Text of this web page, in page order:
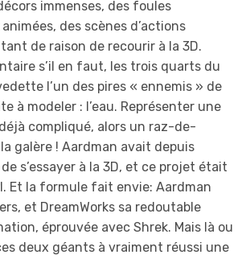
immenses, des foules
des scènes d’actions
de raison de recourir à la 3D.
s’il en faut, les trois quarts du
l’un des pires « ennemis » de
à modeler : l’eau. Représenter une
compliqué, alors un raz-de-
galère ! Aardman avait depuis
s’essayer à la 3D, et ce projet était
Et la formule fait envie: Aardman
et DreamWorks sa redoutable
éprouvée avec Shrek. Mais là ou
deux géants à vraiment réussi une